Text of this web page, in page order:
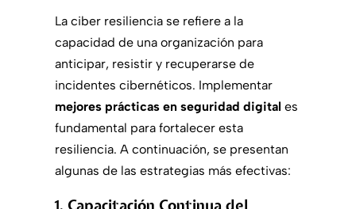
La ciber resiliencia se refiere a la
capacidad de una organización para
anticipar, resistir y recuperarse de
incidentes cibernéticos. Implementar
mejores prácticas en seguridad digital es
fundamental para fortalecer esta
resiliencia. A continuación, se presentan
algunas de las estrategias más efectivas: